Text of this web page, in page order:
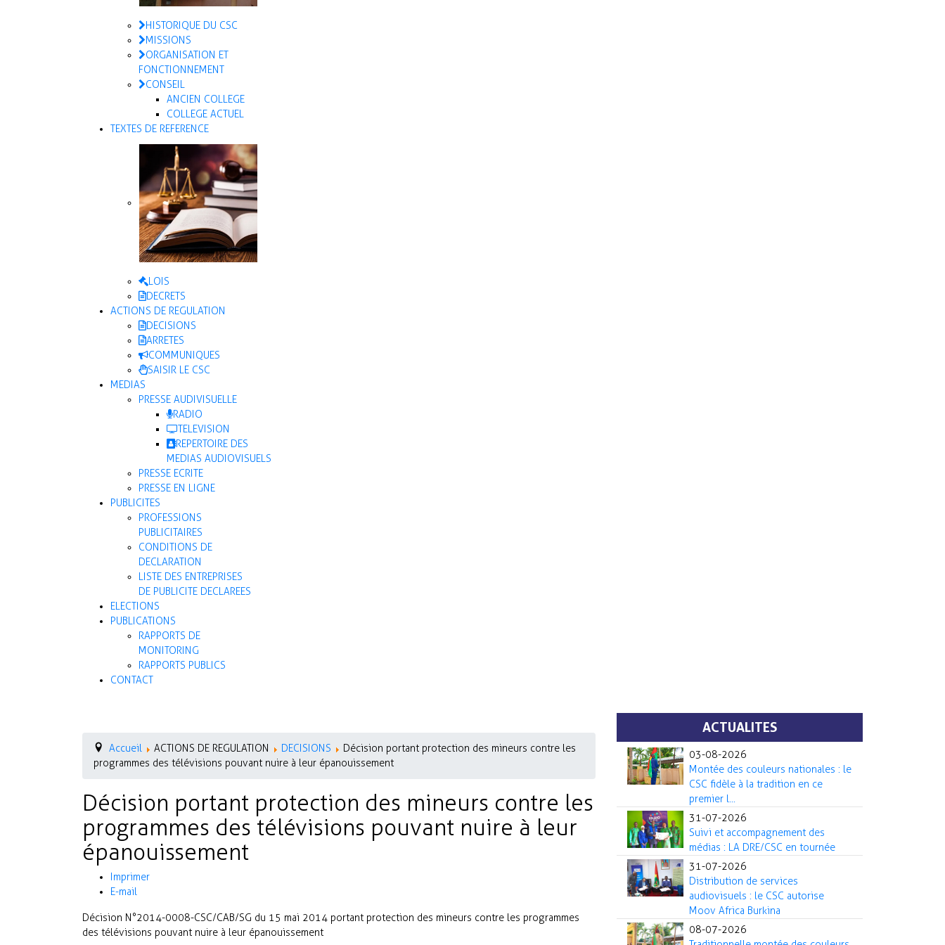
HISTORIQUE DU CSC
MISSIONS
ORGANISATION ET
FONCTIONNEMENT
CONSEIL
ANCIEN COLLEGE
COLLEGE ACTUEL
TEXTES DE REFERENCE
LOIS
DECRETS
ACTIONS DE REGULATION
DECISIONS
ARRETES
COMMUNIQUES
SAISIR LE CSC
MEDIAS
PRESSE AUDIVISUELLE
RADIO
TELEVISION
REPERTOIRE DES
MEDIAS AUDIOVISUELS
PRESSE ECRITE
PRESSE EN LIGNE
PUBLICITES
PROFESSIONS
PUBLICITAIRES
CONDITIONS DE
DECLARATION
LISTE DES ENTREPRISES
DE PUBLICITE DECLAREES
ELECTIONS
PUBLICATIONS
RAPPORTS DE
MONITORING
RAPPORTS PUBLICS
CONTACT
Accueil ACTIONS DE REGULATION DECISIONS
Décision portant protection des mineurs contre les
programmes des télévisions pouvant nuire à leur épanouissement
Décision portant protection des mineurs contre les
programmes des télévisions pouvant nuire à leur
épanouissement
Imprimer
E-mail
Décision N°2014-0008-CSC/CAB/SG du 15 mai 2014 portant protection des mineurs contre les programmes
des télévisions pouvant nuire à leur épanouissement
ACTUALITES
03-08-2026
Montée des couleurs nationales : le
CSC fidèle à la tradition en ce
premier l...
31-07-2026
Suivi et accompagnement des
médias : LA DRE/CSC en tournée
31-07-2026
Distribution de services
audiovisuels : le CSC autorise
Moov Africa Burkina
08-07-2026